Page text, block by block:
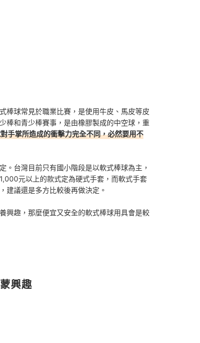
棒球常見於職業比賽，是使用牛皮、馬皮等皮
棒和青少棒賽事，是由橡膠製成的中空球，重
手掌所造成的衝擊力完全不同，必然要用不
。台灣目前只有國小階段是以軟式棒球為主，
元以上的款式定為硬式手套，而軟式手套
建議還是多方比較後再做決定。
興趣，那麼便宜又安全的軟式棒球用具會是較
興趣